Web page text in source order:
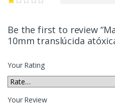
Be the first to review
10mm translúcida
Your Rating
Your Review